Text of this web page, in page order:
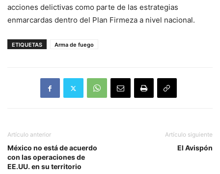
acciones delictivas como parte de las estrategias
enmarcardas dentro del Plan Firmeza a nivel nacional.
ETIQUETAS Arma de fuego
Artículo anterior
México no está de acuerdo
con las operaciones de
EE.UU. en su territorio
Artículo siguiente
El Avispón